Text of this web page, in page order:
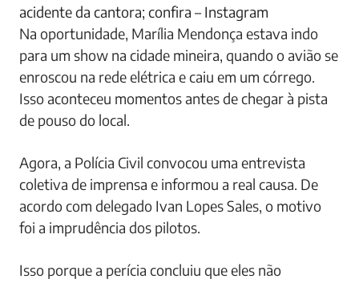
acidente da cantora; confira – Instagram
Na oportunidade, Marília Mendonça estava indo
para um show na cidade mineira, quando o avião se
enroscou na rede elétrica e caiu em um córrego.
Isso aconteceu momentos antes de chegar à pista
de pouso do local.
Agora, a Polícia Civil convocou uma entrevista
coletiva de imprensa e informou a real causa. De
acordo com delegado Ivan Lopes Sales, o motivo
foi a imprudência dos pilotos.
Isso porque a perícia concluiu que eles não